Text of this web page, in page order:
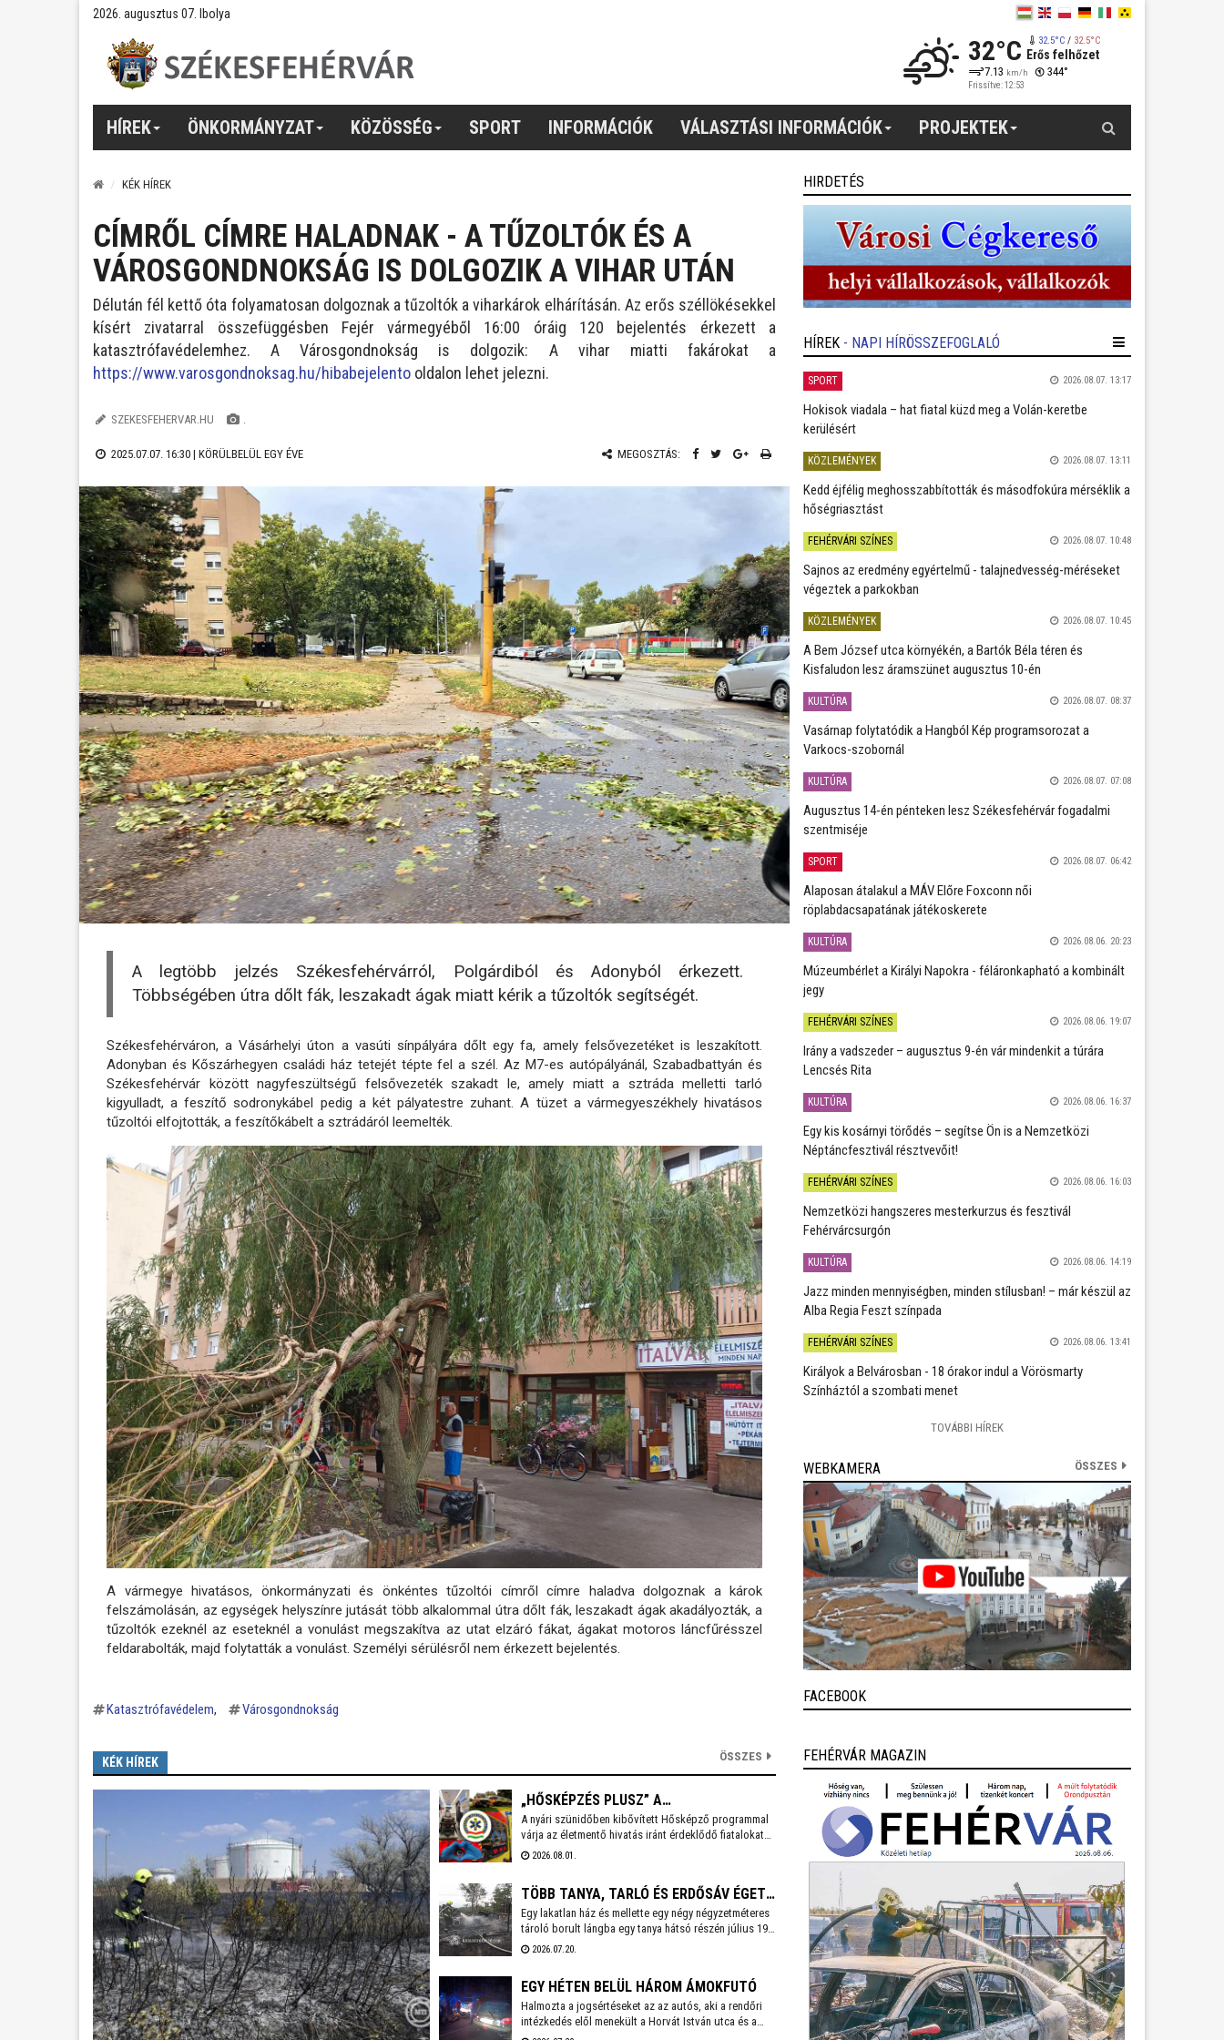
2026. augusztus 07. Ibolya
32°C 32.5°C/ 32.5°C
Erős felhőzet
7.13 km/h 344°
Frissítve: 12:53
HÍREK ÖNKORMÁNYZAT KÖZÖSSÉG SPORT INFORMÁCIÓK VÁLASZTÁSI INFORMÁCIÓK PROJEKTEK
KÉK HÍREK
CÍMRŐL CÍMRE HALADNAK - A TŰZOLTÓK ÉS A
VÁROSGONDNOKSÁG IS DOLGOZIK A VIHAR UTÁN
Délután fél kettő óta folyamatosan dolgoznak a tűzoltók a viharkárok elhárításán. Az erős széllökésekkel
kísért zivatarral összefüggésben Fejér vármegyéből 16:00 óráig 120 bejelentés érkezett a
katasztrófavédelemhez. A Városgondnokság is dolgozik: A vihar miatti fakárokat a
https://www.varosgondnoksag.hu/hibabejelento oldalon lehet jelezni.
SZEKESFEHERVAR.HU .
2025.07.07. 16:30 | KÖRÜLBELÜL EGY ÉVE MEGOSZTÁS:
A legtöbb jelzés Székesfehérvárról, Polgárdiból és Adonyból érkezett.
Többségében útra dőlt fák, leszakadt ágak miatt kérik a tűzoltók segítségét.
Székesfehérváron, a Vásárhelyi úton a vasúti sínpályára dőlt egy fa, amely felsővezetéket is leszakított.
Adonyban és Kőszárhegyen családi ház tetejét tépte fel a szél. Az M7-es autópályánál, Szabadbattyán és
Székesfehérvár között nagyfeszültségű felsővezeték szakadt le, amely miatt a sztráda melletti tarló
kigyulladt, a feszítő sodronykábel pedig a két pályatestre zuhant. A tüzet a vármegyeszékhely hivatásos
tűzoltói elfojtották, a feszítőkábelt a sztrádáról leemelték.
A vármegye hivatásos, önkormányzati és önkéntes tűzoltói címről címre haladva dolgoznak a károk
felszámolásán, az egységek helyszínre jutását több alkalommal útra dőlt fák, leszakadt ágak akadályozták, a
tűzoltók ezeknél az eseteknél a vonulást megszakítva az utat elzáró fákat, ágakat motoros láncfűrésszel
feldarabolták, majd folytatták a vonulást. Személyi sérülésről nem érkezett bejelentés.
Katasztrófavédelem Városgondnokság
KÉK HÍREK ÖSSZES
„HŐSKÉPZÉS PLUSZ” A
MENTŐÁLLOMÁSON
A nyári szünidőben kibővített Hősképző programmal
várja az életmentő hivatás iránt érdeklődő fiatalokat
az Országos Mentőszolgálat. Életmentő kiképzés,
3-án, hétfőn 14 órakor kezdődik a program, amelyre
előzetesen kell jelentkezni a czako.attila@mentok.hu
email címen.
2026.08.01.
TÖBB TANYA, TARLÓ ÉS ERDŐSÁV ÉGETT
ABA-BELSŐBÁRÁNDNÁL
Egy lakatlan ház és mellette egy négy négyzetméteres
tároló borult lángba egy tanya hátsó részén július 19-
én kora este a 63-as főút mellett, Aba-Belsőbárándnál.
körülötte az aljnövényzet és az udvaron tárolt lom is
meggyulladt.
2026.07.20.
EGY HÉTEN BELÜL HÁROM ÁMOKFUTÓ
Halmozta a jogsértéseket az az autós, aki a rendőri
intézkedés elől menekült a Horvát István utca és a
Széchenyi út kereszteződésétől. Végül több rendőri
HIRDETÉS
HÍREK - NAPI HÍRÖSSZEFOGLALÓ
SPORT 2026.08.07. 13:17
Hokisok viadala – hat fiatal küzd meg a Volán-keretbe
kerülésért
KÖZLEMÉNYEK 2026.08.07. 13:11
Kedd éjfélig meghosszabbították és másodfokúra mérséklik a
hőségriasztást
FEHÉRVÁRI SZÍNES 2026.08.07. 10:48
Sajnos az eredmény egyértelmű - talajnedvesség-méréseket
végeztek a parkokban
KÖZLEMÉNYEK 2026.08.07. 10:45
A Bem József utca környékén, a Bartók Béla téren és
Kisfaludon lesz áramszünet augusztus 10-én
KULTÚRA 2026.08.07. 08:37
Vasárnap folytatódik a Hangból Kép programsorozat a
Varkocs-szobornál
KULTÚRA 2026.08.07. 07:08
Augusztus 14-én pénteken lesz Székesfehérvár fogadalmi
szentmiséje
SPORT 2026.08.07. 06:42
Alaposan átalakul a MÁV Előre Foxconn női
röplabdacsapatának játékoskerete
KULTÚRA 2026.08.06. 20:23
Múzeumbérlet a Királyi Napokra - féláronkapható a kombinált
jegy
FEHÉRVÁRI SZÍNES 2026.08.06. 19:07
Irány a vadszeder – augusztus 9-én vár mindenkit a túrára
Lencsés Rita
KULTÚRA 2026.08.06. 16:37
Egy kis kosárnyi törődés – segítse Ön is a Nemzetközi
Néptáncfesztivál résztvevőit!
FEHÉRVÁRI SZÍNES 2026.08.06. 16:03
Nemzetközi hangszeres mesterkurzus és fesztivál
Fehérvárcsurgón
KULTÚRA 2026.08.06. 14:19
Jazz minden mennyiségben, minden stílusban! – már készül az
Alba Regia Feszt színpada
FEHÉRVÁRI SZÍNES 2026.08.06. 13:41
Királyok a Belvárosban - 18 órakor indul a Vörösmarty
Színháztól a szombati menet
TOVÁBBI HÍREK
WEBKAMERA ÖSSZES
FACEBOOK
FEHÉRVÁR MAGAZIN